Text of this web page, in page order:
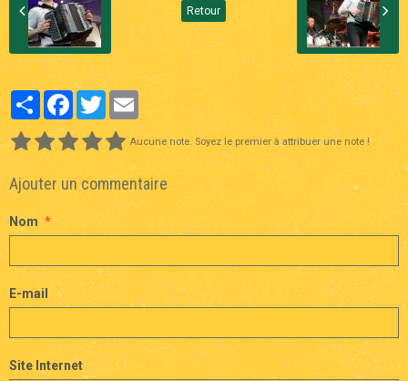
Retour
PartagerFacebook
TwitterEmail
Aucune note. Soyez le premier à attribuer une note !
Ajouter un commentaire
Nom
E-mail
Site Internet